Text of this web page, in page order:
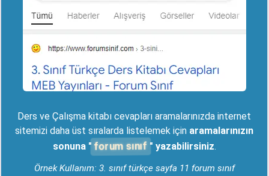
Ders ve Çalışma kitabı cevapları aramalarınızda internet
sitemizi daha üst sıralarda listelemek için aramalarınızın
sonuna " forum sınıf " yazabilirsiniz.
Örnek Kullanım: 3. sınıf türkçe sayfa 11 forum sınıf